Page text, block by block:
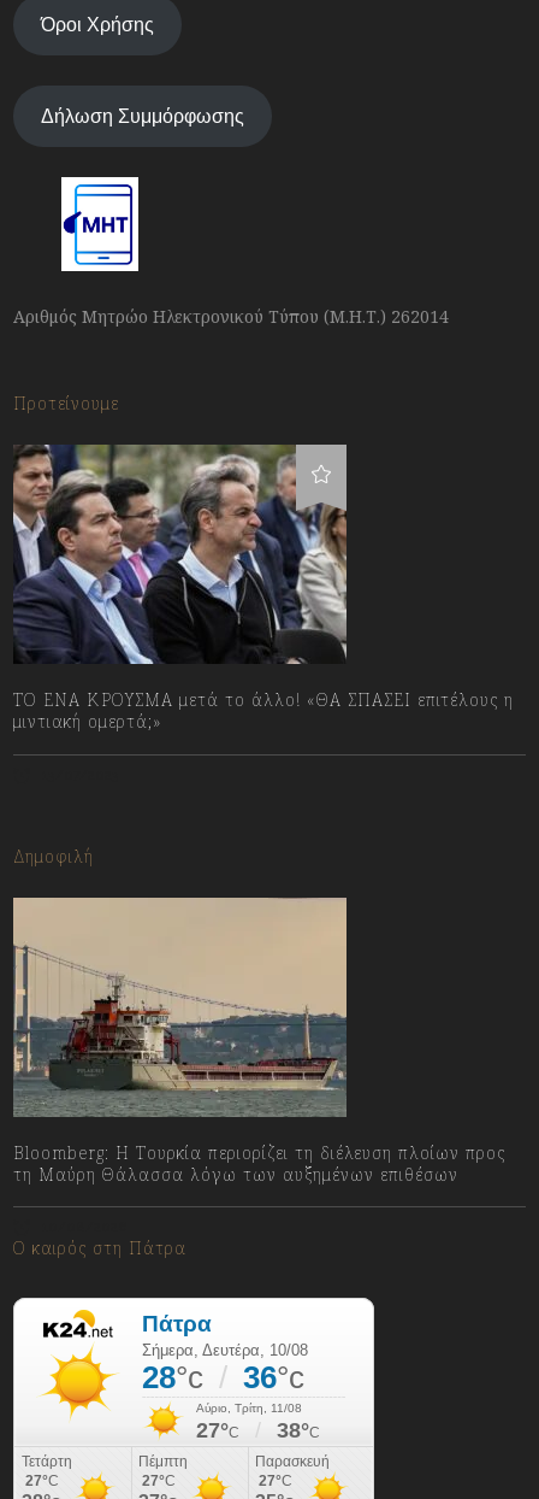
Όροι Χρήσης
Δήλωση Συμμόρφωσης
Αριθμός Μητρώο Ηλεκτρονικού Τύπου (Μ.Η.Τ.) 262014
Προτείνουμε
ΤΟ ΕΝΑ ΚΡΟΥΣΜΑ μετά το άλλο! «ΘΑ ΣΠΑΣΕΙ επιτέλους η
μιντιακή ομερτά;»
Δημοφιλή
Bloomberg: Η Τουρκία περιορίζει τη διέλευση πλοίων προς
τη Μαύρη Θάλασσα λόγω των αυξημένων επιθέσων
Ο καιρός στη Πάτρα